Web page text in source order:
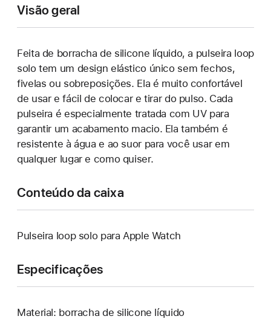
Visão geral
Feita de borracha de silicone líquido, a pulseira loop
solo tem um design elástico único sem fechos,
fivelas ou sobreposições. Ela é muito confortável
de usar e fácil de colocar e tirar do pulso. Cada
pulseira é especialmente tratada com UV para
garantir um acabamento macio. Ela também é
resistente à água e ao suor para você usar em
qualquer lugar e como quiser.
Conteúdo da caixa
Pulseira loop solo para Apple Watch
Especificações
Material: borracha de silicone líquido